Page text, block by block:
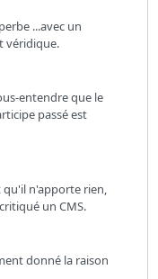
...avec un
véridique.
entendre que le
passé est
qu'il n'apporte rien,
un CMS.
donné la raison